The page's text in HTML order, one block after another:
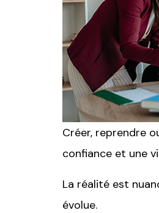
Créer, reprendre
confiance et une
La réalité est
évolue.